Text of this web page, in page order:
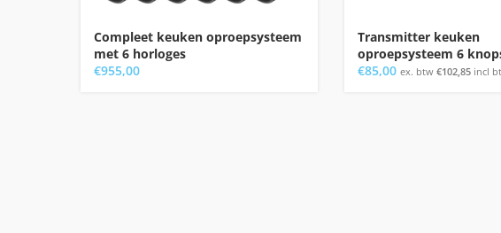
Compleet keuken oproepsysteem
met 6 horloges
€955,00
Transmitter keuken
oproepsysteem 6
€85,00 ex. btw €102,85 incl